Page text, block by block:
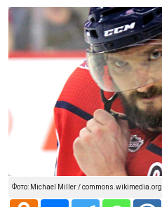
Фото: Michael Miller / commons.wikimedia.org